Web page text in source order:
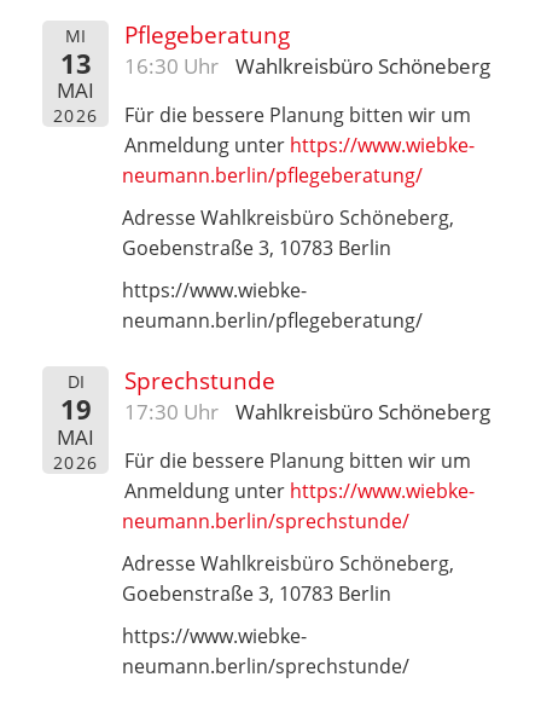
MI
13
MAI
2026
Pflegeberatung
16:30 Uhr Wahlkreisbüro Schöneberg
Für die bessere Planung bitten wir um
Anmeldung unter https://www.wiebke-
neumann.berlin/pflegeberatung/
Adresse Wahlkreisbüro Schöneberg,
Goebenstraße 3, 10783 Berlin
https://www.wiebke-
neumann.berlin/pflegeberatung/
DI
19
MAI
2026
Sprechstunde
17:30 Uhr Wahlkreisbüro Schöneberg
Für die bessere Planung bitten wir um
Anmeldung unter https://www.wiebke-
neumann.berlin/sprechstunde/
Adresse Wahlkreisbüro Schöneberg,
Goebenstraße 3, 10783 Berlin
https://www.wiebke-
neumann.berlin/sprechstunde/